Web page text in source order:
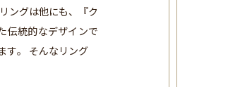
ングは他にも、『ク
伝統的なデザインで
す。 そんなリング